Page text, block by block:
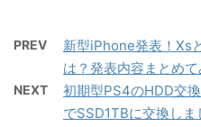
PREV
新型iPhone発表！Xs
は？発表内容まとめて
NEXT
初期型PS4のHDD交
でSSD1TBに交換しま